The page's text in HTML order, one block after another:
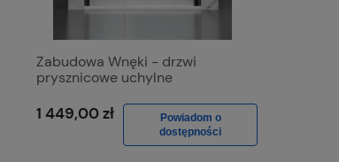
Zabudowa Wnęki - drzwi
prysznicowe uchylne
Mat, Szkło Mrożone
1 449,00 zł
Powiadom o
dostępności